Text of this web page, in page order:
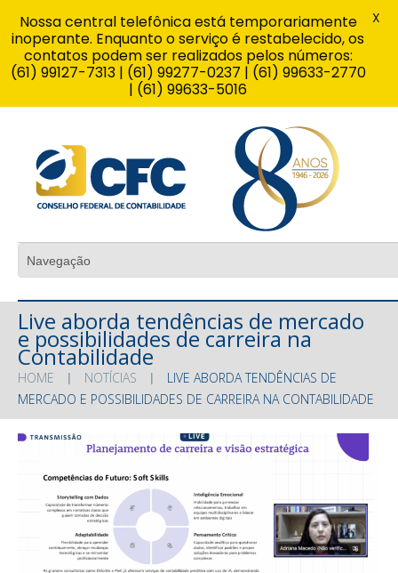
Live aborda tendências de mercado
e possibilidades de carreira na
Contabilidade
HOME NOTÍCIAS
LIVE ABORDA TENDÊNCIAS DE
MERCADO E POSSIBILIDADES DE CARREIRA NA CONTABILIDADE
Nossa central telefônica está temporariamente
inoperante. Enquanto o serviço é restabelecido, os
contatos podem ser realizados pelos números:
(61) 99127-7313 | (61) 99277-0237 | (61) 99633-2770
| (61) 99633-5016
X